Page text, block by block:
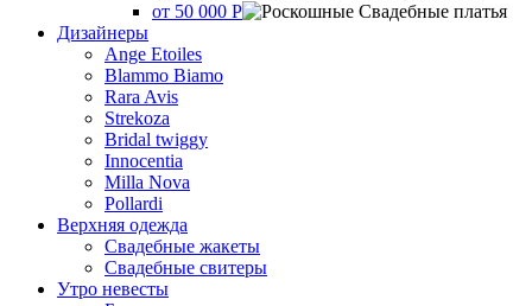
от 50 000 Р
Дизайнеры
Ange Etoiles
Blammo Biamo
Rara Avis
Strekoza
Bridal twiggy
Innocentia
Milla Nova
Pollardi
Верхняя одежда
Свадебные жакеты
Свадебные свитеры
Утро невесты